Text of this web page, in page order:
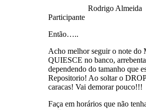
Rodrigo Almeida
Participante
Então…..
Acho melhor seguir o note do
QUIESCE no banco,
dependendo do tamanho que
Repositorio! Ao soltar o
caracas! Vai demorar pouco!!!
Faça em horários que não